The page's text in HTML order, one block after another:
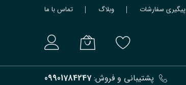
پیگیری سفارشات وبلاگ تماس با ما
پشتیبانی و فروش:09901784247